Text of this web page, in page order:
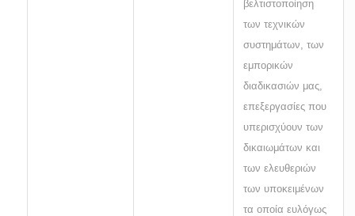
βελτιστοποίηση
των τεχνικών
συστημάτων, των
εμπορικών
διαδικασιών μας,
επεξεργασίες που
υπερισχύουν των
δικαιωμάτων και
των ελευθεριών
των υποκειμένων
τα οποία ευλόγως